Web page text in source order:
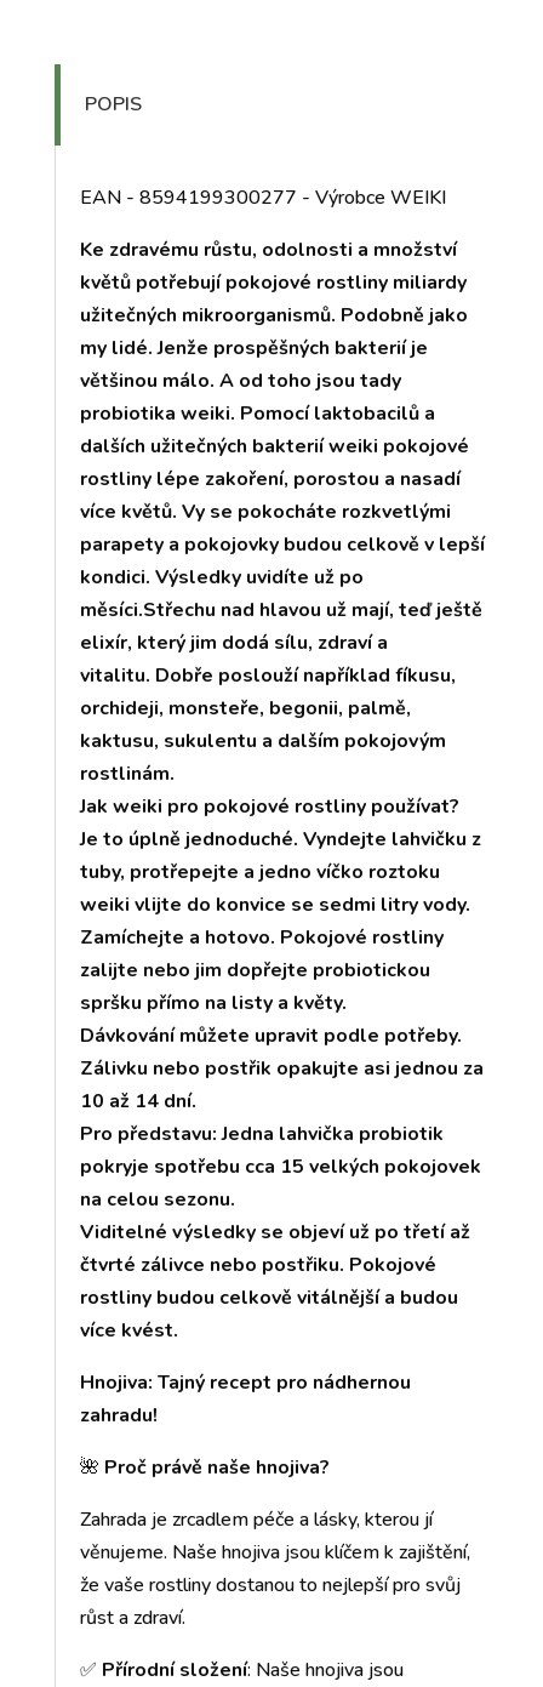
POPIS
EAN - 8594199300277 - Výrobce WEIKI
Ke zdravému růstu, odolnosti a množství
květů potřebují pokojové rostliny miliardy
užitečných mikroorganismů. Podobně jako
my lidé. Jenže prospěšných bakterií je
většinou málo. A od toho jsou tady
probiotika weiki. Pomocí laktobacilů a
dalších užitečných bakterií weiki pokojové
rostliny lépe zakoření, porostou a nasadí
více květů. Vy se pokocháte rozkvetlými
parapety a pokojovky budou celkově v lepší
kondici. Výsledky uvidíte už po
měsíci.Střechu nad hlavou už mají, teď ještě
elixír, který jim dodá sílu, zdraví a
vitalitu. Dobře poslouží například fíkusu,
orchideji, monsteře, begonii, palmě,
kaktusu, sukulentu a dalším pokojovým
rostlinám.
Jak weiki pro pokojové rostliny používat?
Je to úplně jednoduché. Vyndejte lahvičku z
tuby, protřepejte a jedno víčko roztoku
weiki vlijte do konvice se sedmi litry vody.
Zamíchejte a hotovo. Pokojové rostliny
zalijte nebo jim dopřejte probiotickou
spršku přímo na listy a květy.
Dávkování můžete upravit podle potřeby.
Zálivku nebo postřik opakujte asi jednou za
10 až 14 dní.
Pro představu: Jedna lahvička probiotik
pokryje spotřebu cca 15 velkých pokojovek
na celou sezonu.
Viditelné výsledky se objeví už po třetí až
čtvrté zálivce nebo postřiku. Pokojové
rostliny budou celkově vitálnější a budou
více kvést.
Hnojiva: Tajný recept pro nádhernou
zahradu!
🌺 Proč právě naše hnojiva?
Zahrada je zrcadlem péče a lásky, kterou jí
věnujeme. Naše hnojiva jsou klíčem k zajištění,
že vaše rostliny dostanou to nejlepší pro svůj
růst a zdraví.
✅ Přírodní složení: Naše hnojiva jsou